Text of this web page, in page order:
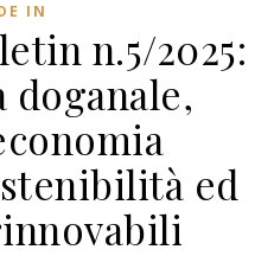
IN
n.5/2025:
ed